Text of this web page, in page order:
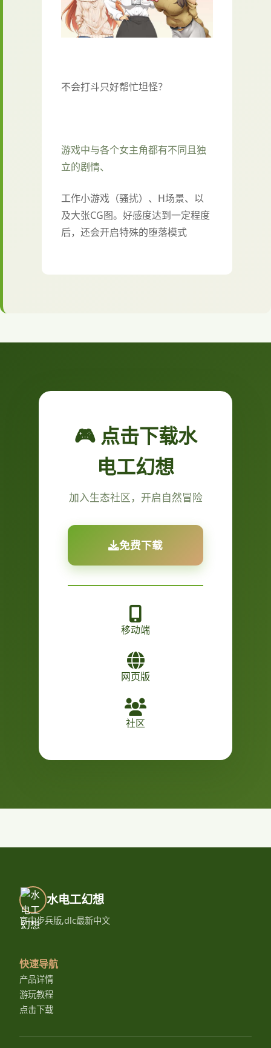
不会打斗只好帮忙坦怪？
游戏中与各个女主角都有不同且独
立的剧情、
工作小游戏（骚扰）、H场景、以
及大张CG图。好感度达到一定程度
后，还会开启特殊的堕落模式
🎮 点击下载水
电工幻想
加入生态社区，开启自然冒险
免费下载
移动端
网页版
社区
水电工幻想
官中步兵版,dlc最新中文
快速导航
产品详情
游玩教程
点击下载